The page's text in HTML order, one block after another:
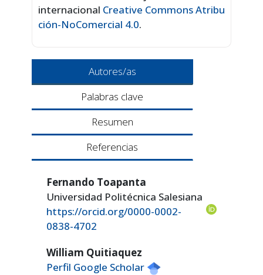
internacional Creative Commons Atribu
ción-NoComercial 4.0.
Autores/as
Palabras clave
Resumen
Referencias
Fernando Toapanta
Universidad Politécnica Salesiana
https://orcid.org/0000-0002-
0838-4702
William Quitiaquez
Perfil Google Scholar